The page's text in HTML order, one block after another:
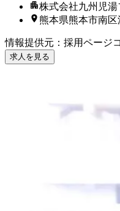
株式会社九州児湯
熊本県熊本市南区
情報提供元 ： 採用ページ
求人を見る